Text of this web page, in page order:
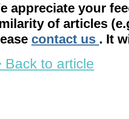
appreciate your
of articles
contact us . It
Back to article